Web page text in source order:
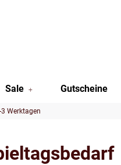
Sale Gutscheine
Werktagen